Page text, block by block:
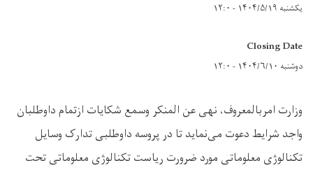
یکشنبه ۱۴۰۴/۵/۱۹ - ۱۲:۰
Closing Date
دوشنبه ۱۴۰۴/۶/۱۰ - ۱۲:۰
وزارت امربالمعروف، نهی عن المنکر وسمع شکایات ازتمام داوطلبان
واجد شرایط دعوت می‌نماید تا در پروسه داوطلبی تدارک وسایل
تکنالوژی معلوماتی مورد ضرورت ریاست تکنالوژی معلوماتی تحت